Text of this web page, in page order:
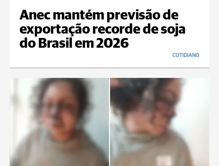
Anec mantém previsão de
exportação recorde de soja
do Brasil em 2026
COTIDIANO